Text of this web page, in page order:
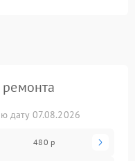
дату 07.08.2026
480 р